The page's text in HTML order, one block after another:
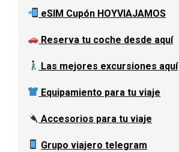
eSIM Cupón HOYVIAJAMOS
Reserva tu coche desde aquí
Las mejores excursiones aquí
Equipamiento para tu viaje
Accesorios para tu viaje
Grupo viajero telegram